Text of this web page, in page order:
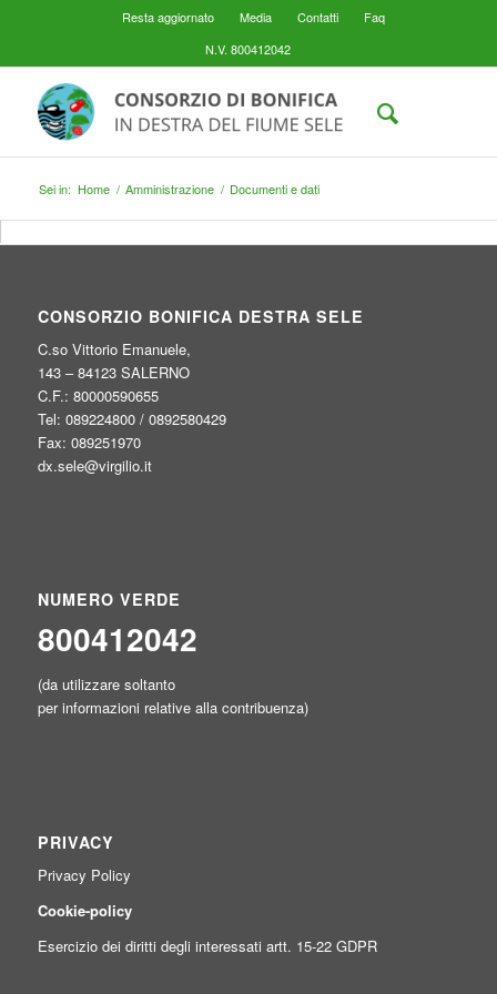
Resta aggiornato Media Contatti
Faq
N.V. 800412042
Sei in: Home / Amministrazione / Documenti e dati
CONSORZIO BONIFICA DESTRA SELE
C.so Vittorio Emanuele,
143 – 84123 SALERNO
C.F.: 80000590655
Tel: 089224800 / 0892580429
Fax: 089251970
dx.sele@virgilio.it
NUMERO VERDE
800412042
(da utilizzare soltanto
per informazioni relative alla contribuenza)
PRIVACY
Privacy Policy
Cookie-policy
Esercizio dei diritti degli interessati artt. 15-22 GDPR